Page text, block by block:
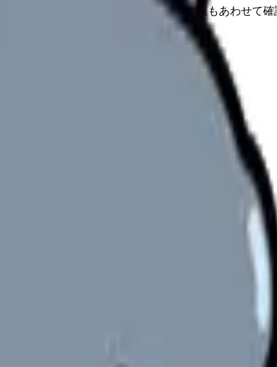
的機関・勤務先・各サービス公式情報もあわせて確
で通用するか」と不安になる看護師さんは多くいます。
す。
の不安、向き不向き、病棟から移る時の気持ちを整理し